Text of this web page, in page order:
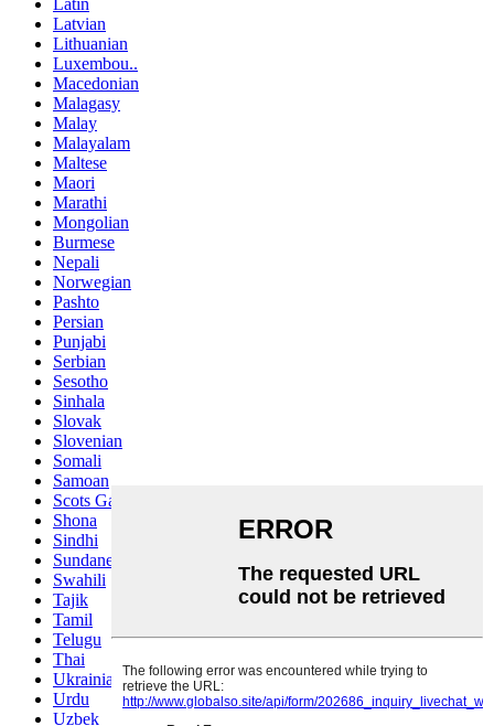
Latin
Latvian
Lithuanian
Luxembou..
Macedonian
Malagasy
Malay
Malayalam
Maltese
Maori
Marathi
Mongolian
Burmese
Nepali
Norwegian
Pashto
Persian
Punjabi
Serbian
Sesotho
Sinhala
Slovak
Slovenian
Somali
Samoan
Scots Gaelic
Shona
Sindhi
Sundanese
Swahili
Tajik
Tamil
Telugu
Thai
Ukrainian
Urdu
Uzbek